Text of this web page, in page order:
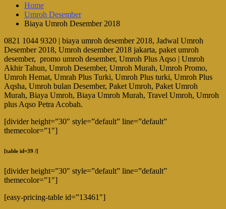
Home
Umroh Desember
Biaya Umroh Desember 2018
0821 1044 9320 | biaya umroh desember 2018, Jadwal Umroh
Desember 2018, Umroh desember 2018 jakarta, paket umroh
desember, promo umroh desember, Umroh Plus Aqso | Umroh
Akhir Tahun, Umroh Desember, Umroh Murah, Umroh Promo,
Umroh Hemat, Umrah Plus Turki, Umroh Plus turki, Umroh Plus
Aqsha, Umroh bulan Desember, Paket Umroh, Paket Umroh
Murah, Biaya Umroh, Biaya Umroh Murah, Travel Umroh, Umroh
plus Aqso Petra Acobah.
[divider height=”30″ style=”default” line=”default”
themecolor=”1″]
[table id=39 /]
[divider height=”30″ style=”default” line=”default”
themecolor=”1″]
[easy-pricing-table id=”13461″]